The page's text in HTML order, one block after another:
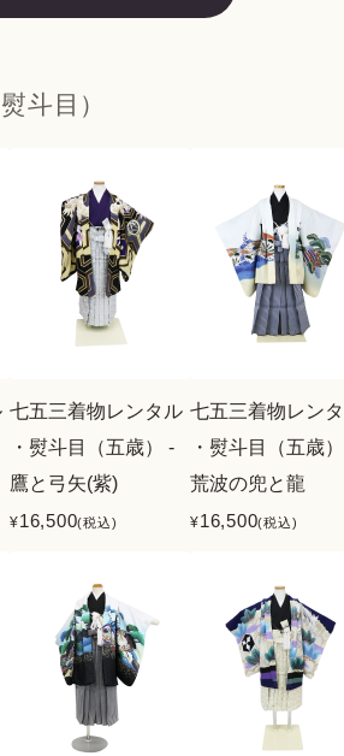
斗目）
七五三着物レンタル
・熨斗目（五歳） -
鷹と弓矢(紫)
¥16,500(税込)
七五三着物レン
・熨斗目（五歳
荒波の兜と龍
¥16,500(税込)